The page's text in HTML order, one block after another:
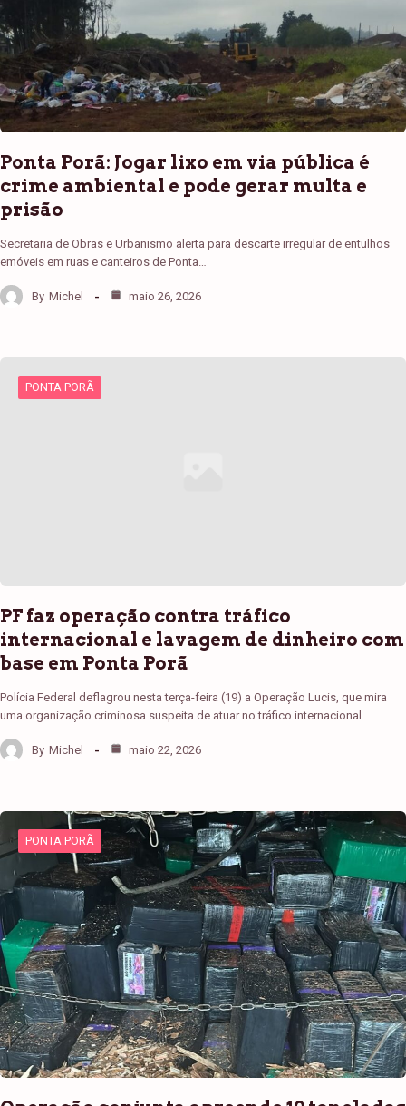
Ponta Porã: Jogar lixo em via pública é
crime ambiental e pode gerar multa e
prisão
Secretaria de Obras e Urbanismo alerta para descarte irregular de entulhos
emóveis em ruas e canteiros de Ponta…
By Michel maio 26, 2026
PONTA PORÃ
PF faz operação contra tráfico
internacional e lavagem de dinheiro com
base em Ponta Porã
Polícia Federal deflagrou nesta terça-feira (19) a Operação Lucis, que mira
uma organização criminosa suspeita de atuar no tráfico internacional…
By Michel maio 22, 2026
PONTA PORÃ